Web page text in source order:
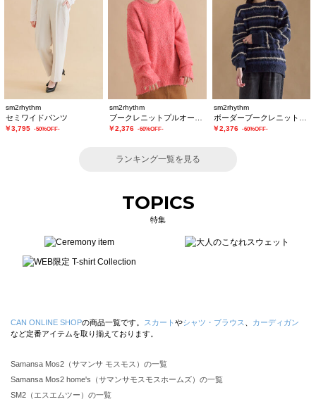
sm2rhythm
セミワイドパンツ
￥3,795 -50%OFF-
sm2rhythm
￥2,376 -60%OFF-
sm2rhythm
￥2,376 -60%OFF-
ランキング一覧を見る
TOPICS
特集
CAN ONLINE SHOPの商品一覧です。 スカート やシャツ・ブラウス
カーディガン
など定番アイテムを取り揃えております。
Samansa Mos2（サマンサ モスモス）の一覧
Samansa Mos2 home's（サマンサモスモスホームズ）の一覧
SM2（エスエムツー）の一覧